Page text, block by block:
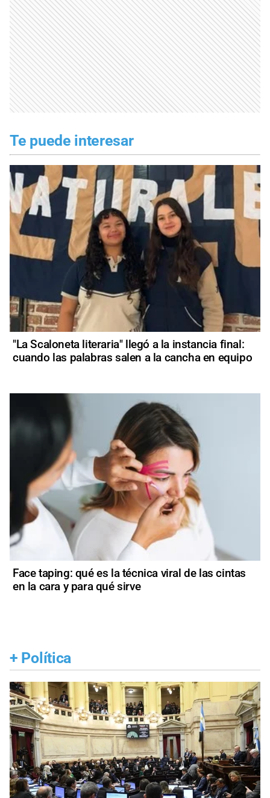
Te puede interesar
"La Scaloneta literaria" llegó a la instancia final:
cuando las palabras salen a la cancha en equipo
Face taping: qué es la técnica viral de las cintas
en la cara y para qué sirve
+ Política